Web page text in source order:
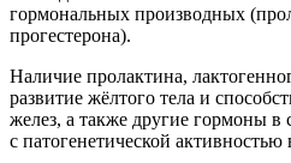
гормональных производных
прогестерона).
Наличие пролактина,
развитие жёлтого тела и
желез, а также другие гормоны в
с патогенетической активностью